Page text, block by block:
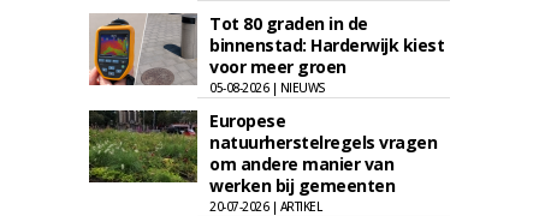
Tot 80 graden in de
binnenstad: Harderwijk kiest
voor meer groen
05-08-2026 | NIEUWS
Europese
natuurherstelregels vragen
om andere manier van
werken bij gemeenten
20-07-2026 | ARTIKEL